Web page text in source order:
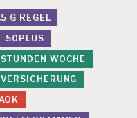
G REGEL
50PLUS
WOCHE